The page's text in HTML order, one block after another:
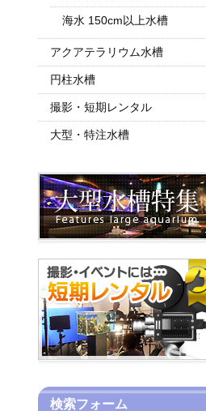
海水 150cm以上水槽
アクアテラリウム水槽
円柱水槽
撮影・短期レンタル
大型・特注水槽
検索フォーム